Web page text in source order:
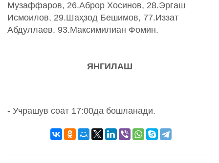
Музаффаров, 26.Аброр Хосинов, 28.Эргаш
Исмоилов, 29.Шаҳзод Бешимов, 77.Иззат
Абдуллаев, 93.Максимилиан Фомин.
ЯНГИЛАШ
- Учрашув соат 17:00да бошланади.